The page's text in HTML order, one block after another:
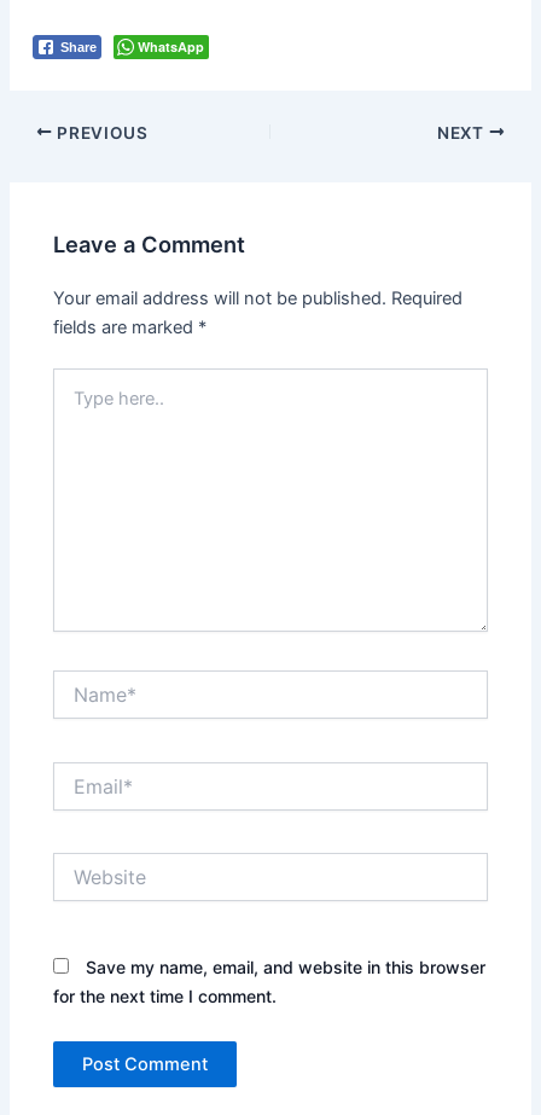
Share WhatsApp
Post
PREVIOUS NEXT
Leave a Comment
Your email address will not be published. Required
fields are marked *
here..
Save my name, email, and website in this browser
for the next time I comment.